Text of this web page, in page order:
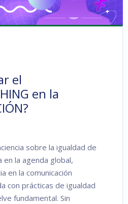
el
en la
sobre la igualdad de
la agenda global,
en la comunicación
con prácticas de igualdad
fundamental. Sin